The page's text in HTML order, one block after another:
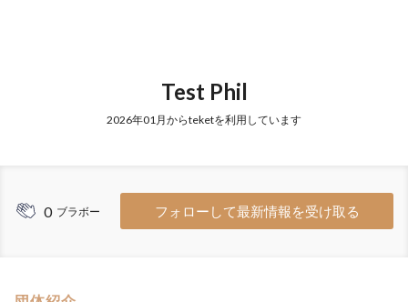
Test Phil
2026年01月からteketを利用しています
0 ブラボー フォローして最新情報を受け取る